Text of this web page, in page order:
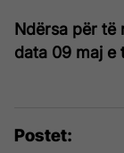
Ndërsa për të
data 09 maj e
Postet: